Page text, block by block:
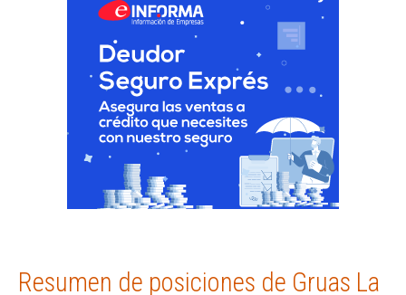
Resumen de posiciones de Gruas La